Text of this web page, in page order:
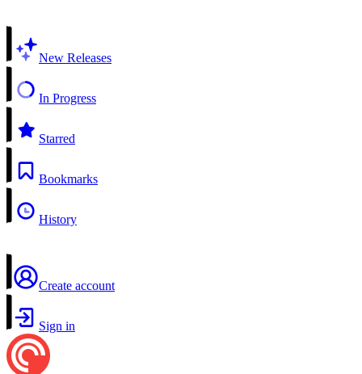
New Releases
In Progress
Starred
Bookmarks
History
Create account
Sign in